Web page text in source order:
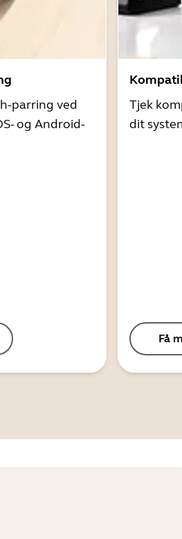
parring ved
og Android-
Tjek
dit
Få